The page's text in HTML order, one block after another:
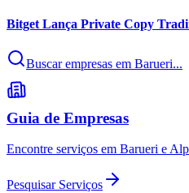
Bitget Lança Private Copy
Buscar empresas em Barueri...
Guia de Empresas
Encontre serviços em Barueri e
Pesquisar Serviços